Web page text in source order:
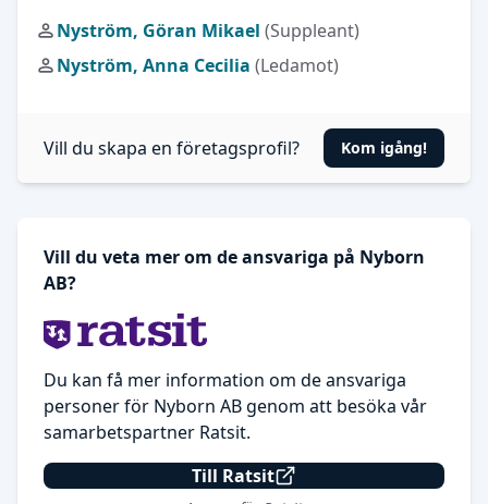
Nyström, Göran Mikael (Suppleant)
Nyström, Anna Cecilia (Ledamot)
Vill du skapa en företagsprofil? Kom igång!
Vill du veta mer om de ansvariga på Nyborn
AB?
Du kan få mer information om de ansvariga
personer för Nyborn AB genom att besöka vår
samarbetspartner Ratsit.
Till Ratsit